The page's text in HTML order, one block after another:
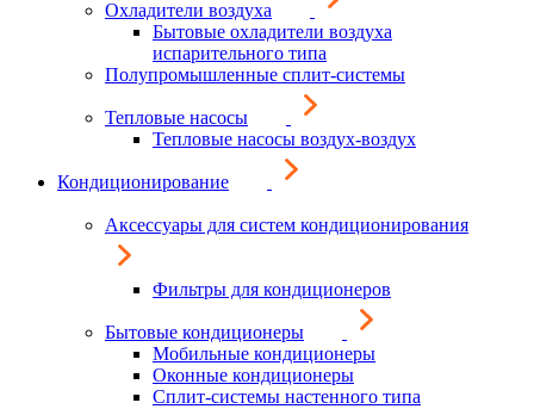
Охладители воздуха
Бытовые охладители воздуха
испарительного типа
Полупромышленные сплит-системы
Тепловые насосы
Тепловые насосы воздух-воздух
Кондиционирование
Аксессуары для систем кондиционирования
Фильтры для кондиционеров
Бытовые кондиционеры
Мобильные кондиционеры
Оконные кондиционеры
Сплит-системы настенного типа